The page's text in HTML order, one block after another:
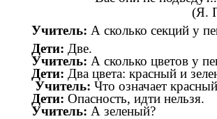
(Я.
Учитель: А сколько секций у
Дети: Две.
Учитель: А сколько цветов у
Дети: Два цвета: красный и
Учитель: Что означает
Дети: Опасность, идти нельзя.
Учитель: А зеленый?